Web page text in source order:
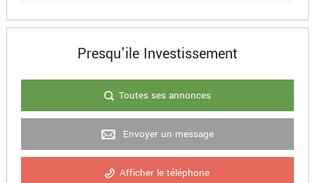
Presqu'ile Investissement
Toutes ses annonces
Envoyer un message
Afficher le téléphone